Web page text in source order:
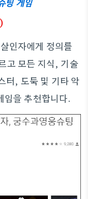
인자에게 정의를
고 모든 지식, 기술
터, 도둑 및 기타 악
을 추천합니다.